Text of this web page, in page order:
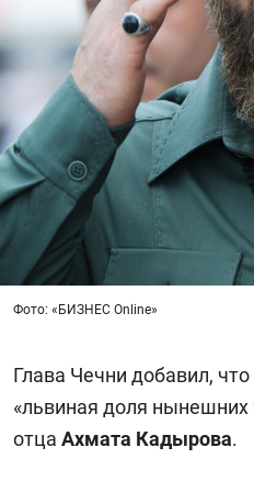
Фото: «БИЗНЕС Online»
Глава Чечни добавил,
«львиная доля
отца Ахмата Кадырова.